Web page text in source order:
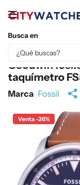
Busca en
Parte del
Goodwin
taquímetro
Marca Fossil
Venta -26%